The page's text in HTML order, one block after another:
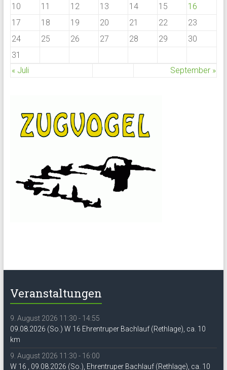
10
11 12 13 14 15
16
17
18 19 20 21 22
23
24
25 26 27 28 29
30
31
« Juli
September »
Veranstaltungen
9. August 2026 11:30 - 14:55
09.08.2026 (So.) W 16 Ehrentruper Bachlauf (Rethlage), ca. 10
km
9. August 2026 11:30 - 16:00
W 16 , 09.08.2026 (So.), Ehrentruper Bachlauf (Rethlage), ca. 10